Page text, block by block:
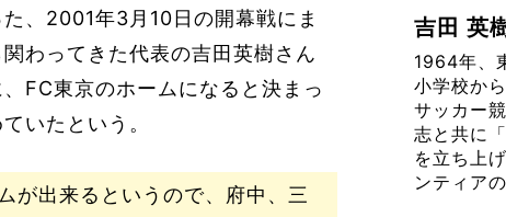
、2001年3月10日の開幕戦にま
わってきた代表の吉田英樹さん
FC東京のホームになると決まっ
いたという。
が出来るというので、府中、三
吉田 英
1964年、
小学校か
サッカー
志と共に
を立ち上
ンティア